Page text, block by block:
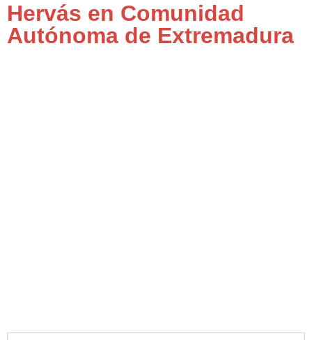
Hervás en Comunidad
Autónoma de Extremadura